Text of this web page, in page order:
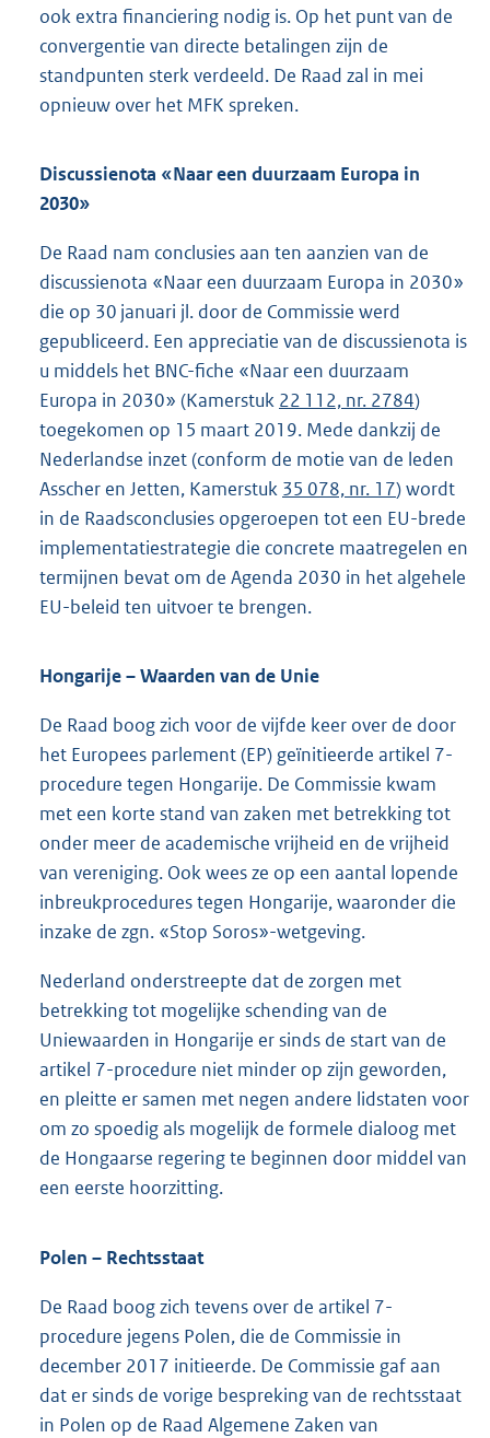
ook extra financiering nodig is. Op het punt van de
convergentie van directe betalingen zijn de
standpunten sterk verdeeld. De Raad zal in mei
opnieuw over het MFK spreken.
Discussienota «Naar een duurzaam Europa in
2030»
De Raad nam conclusies aan ten aanzien van de
discussienota «Naar een duurzaam Europa in 2030»
die op 30 januari jl. door de Commissie werd
gepubliceerd. Een appreciatie van de discussienota is
u middels het BNC-fiche «Naar een duurzaam
Europa in 2030» (Kamerstuk 22 112, nr. 2784)
toegekomen op 15 maart 2019. Mede dankzij de
Nederlandse inzet (conform de motie van de leden
Asscher en Jetten, Kamerstuk 35 078, nr. 17) wordt
in de Raadsconclusies opgeroepen tot een EU-brede
implementatiestrategie die concrete maatregelen en
termijnen bevat om de Agenda 2030 in het algehele
EU-beleid ten uitvoer te brengen.
Hongarije – Waarden van de Unie
De Raad boog zich voor de vijfde keer over de door
het Europees parlement (EP) geïnitieerde artikel 7-
procedure tegen Hongarije. De Commissie kwam
met een korte stand van zaken met betrekking tot
onder meer de academische vrijheid en de vrijheid
van vereniging. Ook wees ze op een aantal lopende
inbreukprocedures tegen Hongarije, waaronder die
inzake de zgn. «Stop Soros»-wetgeving.
Nederland onderstreepte dat de zorgen met
betrekking tot mogelijke schending van de
Uniewaarden in Hongarije er sinds de start van de
artikel 7-procedure niet minder op zijn geworden,
en pleitte er samen met negen andere lidstaten voor
om zo spoedig als mogelijk de formele dialoog met
de Hongaarse regering te beginnen door middel van
een eerste hoorzitting.
Polen – Rechtsstaat
De Raad boog zich tevens over de artikel 7-
procedure jegens Polen, die de Commissie in
december 2017 initieerde. De Commissie gaf aan
dat er sinds de vorige bespreking van de rechtsstaat
in Polen op de Raad Algemene Zaken van